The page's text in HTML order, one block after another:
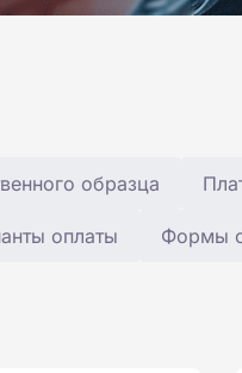
образца
оплаты Формы